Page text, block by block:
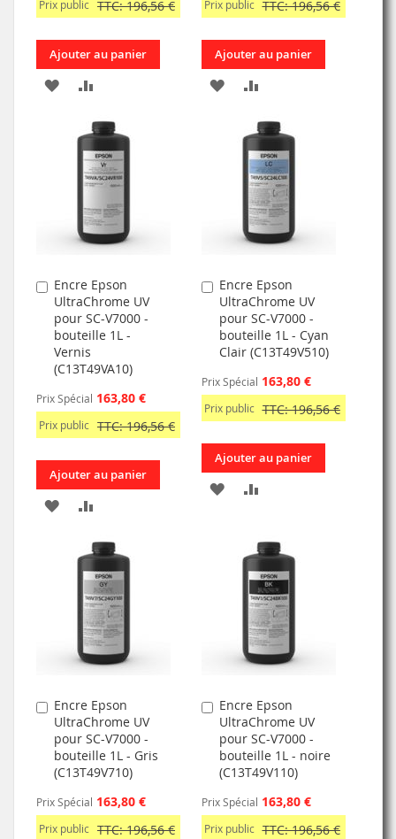
Prix public TTC: 196,56 €
Ajouter au panier
AJOUTER
MA
LISTE
D’ENVIE
COMPARATEUR
Prix public TTC: 196,56 €
Ajouter au panier
AJOUTER
LISTE
D’ENVIE
COMPARATEUR
Encre Epson
UltraChrome UV
pour SC-V7000 -
bouteille 1L -
Vernis
(C13T49VA10)
Prix Spécial 163,80 €
Prix public TTC: 196,56 €
Ajouter
au
panier
Ajouter au panier
AJOUTER
MA
LISTE
D’ENVIE
COMPARATEUR
Encre Epson
UltraChrome UV
pour SC-V7000 -
bouteille 1L - Cyan
Clair (C13T49V510)
Prix Spécial 163,80 €
Prix public TTC: 196,56 €
Ajouter
au
panier
Ajouter au panier
AJOUTER
LISTE
D’ENVIE
COMPARATEUR
Encre Epson
UltraChrome UV
pour SC-V7000 -
bouteille 1L - Gris
(C13T49V710)
Prix Spécial 163,80 €
Prix public TTC: 196,56 €
Ajouter
au
panier
Encre Epson
UltraChrome UV
pour SC-V7000 -
bouteille 1L - noire
(C13T49V110)
Prix Spécial 163,80 €
Prix public TTC: 196,56 €
Ajouter
au
panier